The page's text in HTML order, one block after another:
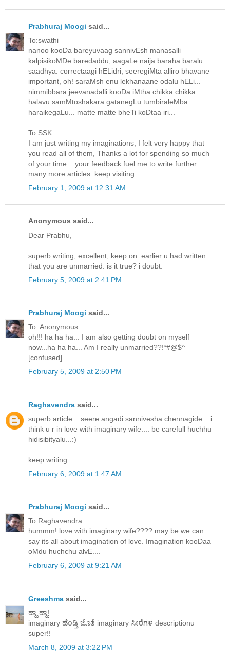
Prabhuraj Moogi said...
To:swathi
nanoo kooDa bareyuvaag sannivEsh manasalli
kalpisikoMDe baredaddu, aagaLe naija baraha baralu
saadhya. correctaagi hELidri, seeregiMta alliro bhavane
important, oh! saraMsh enu lekhanaane odalu hELi...
nimmibbara jeevanadalli kooDa iMtha chikka chikka
halavu samMtoshakara gatanegLu tumbiraleMba
haraikegaLu... matte matte bheTi koDtaa iri...
To:SSK
I am just writing my imaginations, I felt very happy that
you read all of them, Thanks a lot for spending so much
of your time... your feedback fuel me to write further
many more articles. keep visiting...
February 1, 2009 at 12:31 AM
Anonymous said...
Dear Prabhu,
superb writing, excellent, keep on. earlier u had written
that you are unmarried. is it true? i doubt.
February 5, 2009 at 2:41 PM
Prabhuraj Moogi said...
To: Anonymous
oh!!! ha ha ha... I am also getting doubt on myself
now...ha ha ha... Am I really unmarried??!*#@$^
[confused]
February 5, 2009 at 2:50 PM
Raghavendra said...
superb article... seere angadi sannivesha chennagide....i
think u r in love with imaginary wife.... be carefull huchhu
hidisibityalu...:)
keep writing...
February 6, 2009 at 1:47 AM
Prabhuraj Moogi said...
To:Raghavendra
hummm! love with imaginary wife???? may be we can
say its all about imagination of love. Imagination kooDaa
oMdu huchchu alvE....
February 6, 2009 at 9:21 AM
Greeshma said...
ಹ್ಹಾ ಹ್ಹಾ!
imaginary ಹೆಂಡ್ತಿ ಜೊತೆ imaginary ಸೀರೆಗಳ descriptionu
super!!
March 8, 2009 at 3:22 PM